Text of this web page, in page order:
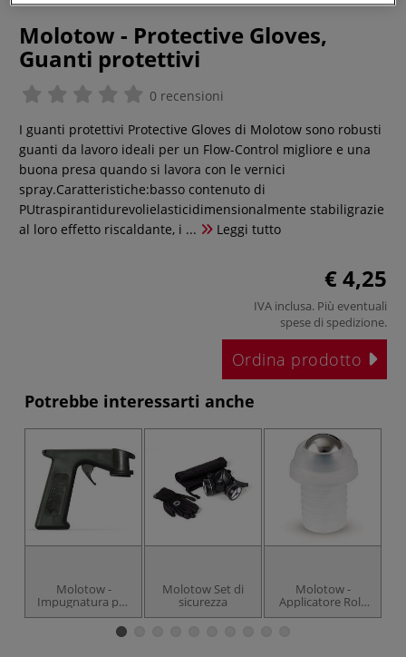
Molotow - Protective Gloves,
Guanti protettivi
0 recensioni
I guanti protettivi Protective Gloves di Molotow sono robusti
guanti da lavoro ideali per un Flow-Control migliore e una
buona presa quando si lavora con le vernici
spray.Caratteristiche:basso contenuto di
PUtraspirantidurevolielasticidimensionalmente stabiligrazie
al loro effetto riscaldante, i ...
Leggi tutto
€ 4,25
IVA inclusa. Più eventuali
spese di spedizione.
Ordina prodotto
Potrebbe interessarti anche
Molotow -
Impugnatura per
bombolette spray
Molotow Set di
sicurezza
Molotow -
Applicatore Roll-
on